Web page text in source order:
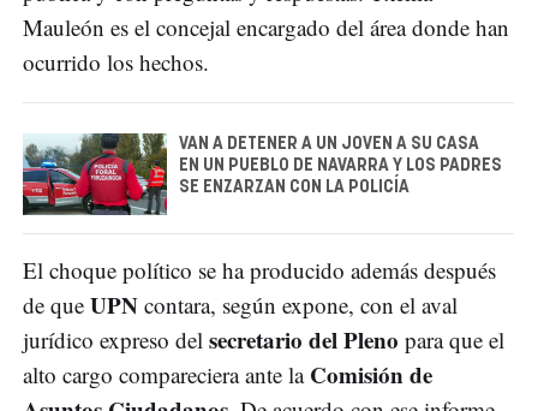
Mauleón es el concejal encargado del área donde han
ocurrido los hechos.
VAN A DETENER A UN JOVEN A SU CASA
EN UN PUEBLO DE NAVARRA Y LOS PADRES
SE ENZARZAN CON LA POLICÍA
El choque político se ha producido además después
de que UPN contara, según expone, con el aval
jurídico expreso del secretario del Pleno para que el
alto cargo compareciera ante la Comisión de